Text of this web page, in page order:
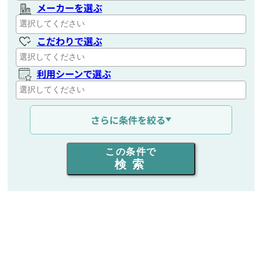
メーカーを選ぶ
こだわりで選ぶ
利用シーンで選ぶ
通信距離を選ぶ
出力を選ぶ
同時通話人数を選ぶ
さらに条件を絞る
この条件で
検索